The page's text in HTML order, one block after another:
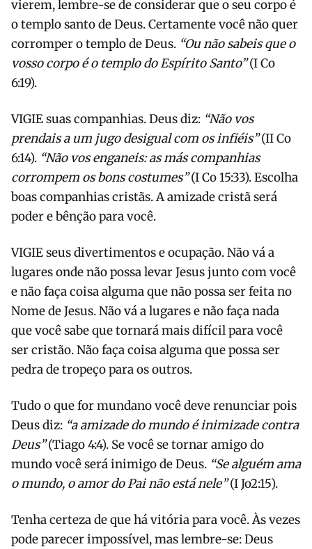
vierem, lembre-se de considerar que o seu corpo é
o templo santo de Deus. Certamente você não quer
corromper o templo de Deus. “Ou não sabeis que o
vosso corpo é o templo do Espírito Santo”(I Co
6:19).
VIGIE suas companhias. Deus diz: “Não vos
prendais a um jugo desigual com os infiéis”(II Co
6:14). “Não vos enganeis: as más companhias
corrompem os bons costumes”(I Co 15:33). Escolha
boas companhias cristãs. A amizade cristã será
poder e bênção para você.
VIGIE seus divertimentos e ocupação. Não vá a
lugares onde não possa levar Jesus junto com você
e não faça coisa alguma que não possa ser feita no
Nome de Jesus. Não vá a lugares e não faça nada
que você sabe que tornará mais difícil para você
ser cristão. Não faça coisa alguma que possa ser
pedra de tropeço para os outros.
Tudo o que for mundano você deve renunciar pois
Deus diz: “a amizade do mundo é inimizade contra
Deus”(Tiago 4:4). Se você se tornar amigo do
mundo você será inimigo de Deus. “Se alguém ama
o mundo, o amor do Pai não está nele”(I Jo2:15).
Tenha certeza de que há vitória para você. Às vezes
pode parecer impossível, mas lembre-se: Deus